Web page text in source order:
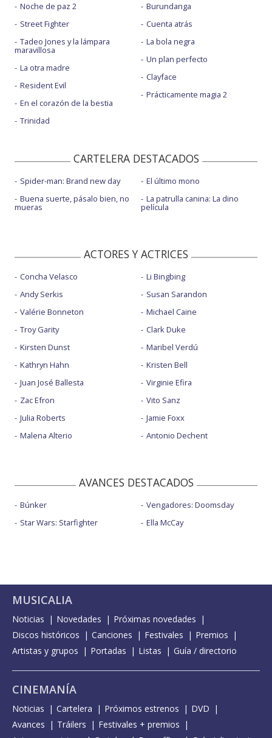
Noche de paz 2
Street Fighter
Tadeo Jones y la lámpara
maravillosa
La otra madre
Resident Evil
En el corazón de la bestia
Trinidad
Burundanga
Cuenta atrás
La bola negra
Un plan perfecto
Clayface
Prácticamente magia 2
CARTELERA DESTACADOS
Spider-man: Brand new day
Buena suerte, pásalo bien, no
mueras
El último mono
La patrulla canina: La dino
película
ACTORES Y ACTRICES
Concha Velasco
Andy Serkis
Valérie Bonneton
Troy Garity
Kirsten Dunst
Kathryn Hahn
Juan José Ballesta
Zac Efron
Julia Roberts
Malena Alterio
Li Bingbing
Susan Sarandon
Michael Caine
Clark Duke
Maribel Verdú
Kristen Bell
Virginie Efira
Vito Sanz
Jamie Foxx
Antonio Dechent
AVANCES DESTACADOS
Búnker
Star Wars: Starfighter
Vengadores: Doomsday
Ella McCay
MUSICALIA
Noticias Novedades
Próximas novedades
Discos históricos
Canciones Festivales
Premios
Artistas y grupos
Portadas Listas Guía / directorio
CINEMANÍA
Noticias Cartelera Próximos estrenos
DVD
Avances
Tráilers
Festivales + premios